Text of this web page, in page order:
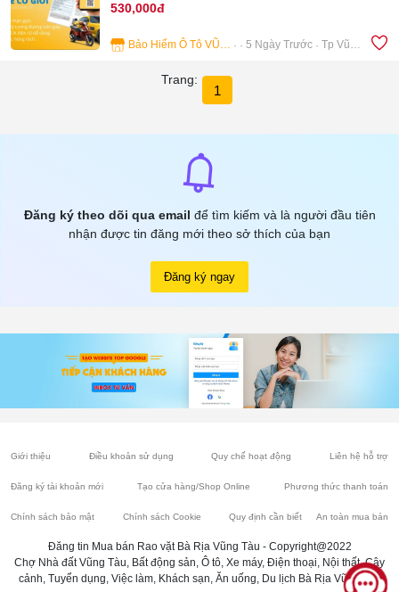
530,000đ
Bảo Hiểm Ô Tô VŨNG TÀU 5 Ngày Trước Tp Vũng Tàu
Trang:
1
Đăng ký theo dõi qua email để tìm kiếm và là người đầu tiên
nhận được tin đăng mới theo sở thích của bạn
Đăng ký ngay
Giới thiệu Điều khoản sử dụng Quy chế hoạt động Liên hệ hỗ trợ
Đăng ký tài khoản mới Tạo cửa hàng/Shop Online Phương thức thanh toán
Chính sách bảo mật Chính sách Cookie Quy định cần biết An toàn mua bán
Đăng tin Mua bán Rao vặt Bà Rịa Vũng Tàu - Copyright@2022
Chợ Nhà đất Vũng Tàu, Bất động sản, Ô tô, Xe máy, Điện thoại, Nội thất, Cây
cảnh, Tuyển dụng, Việc làm, Khách sạn, Ăn uống, Du lịch Bà Rịa Vũng Tàu